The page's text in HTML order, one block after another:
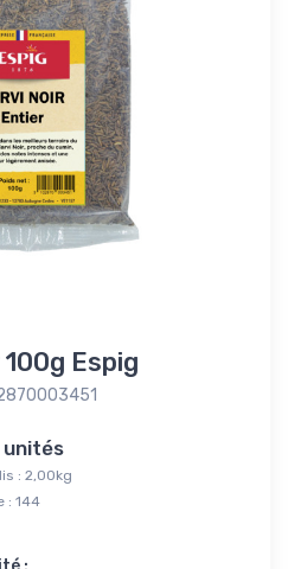
Espig
unités
: 2,00kg
: 144